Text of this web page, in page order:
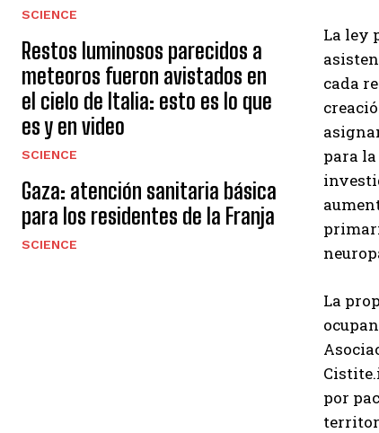
SCIENCE
Restos luminosos parecidos a
meteoros fueron avistados en
el cielo de Italia: esto es lo que
es y en video
SCIENCE
Gaza: atención sanitaria básica
para los residentes de la Franja
SCIENCE
La ley
cada
para
La
por